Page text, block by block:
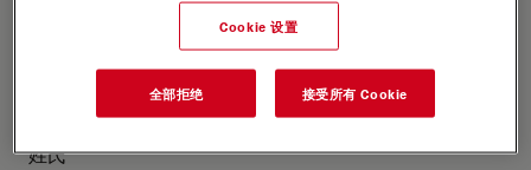
姓氏
Cookie 设置
全部拒绝 接受所有 Cookie